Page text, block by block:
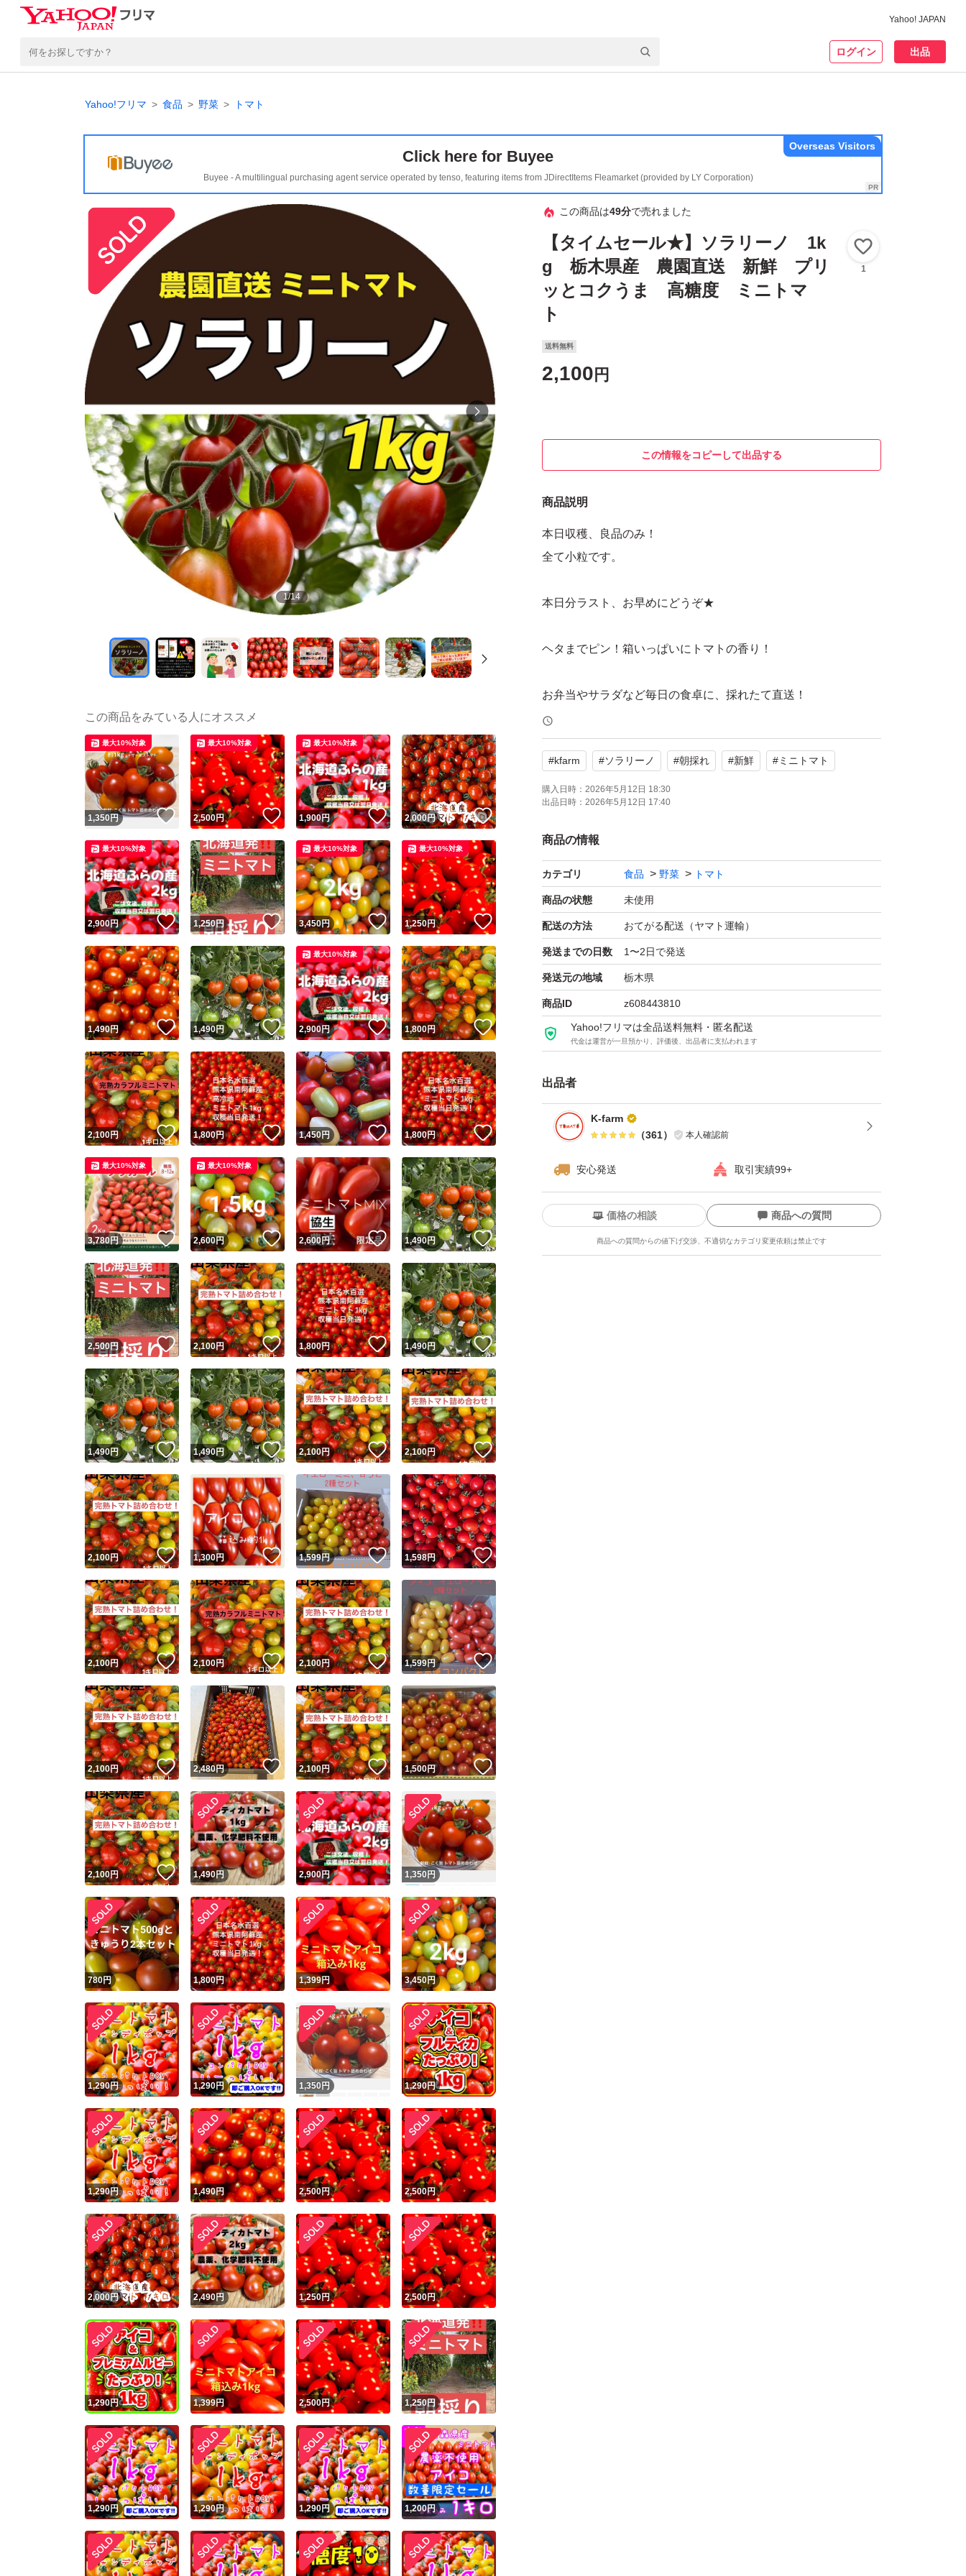
Yahoo! JAPAN
ログイン 出品
Yahoo!フリマ 食品 野菜 トマト
Click here for Buyee
Buyee - A multilingual purchasing agent service operated by tenso, featuring items from JDirectItems Fleamarket (provided by LY Corporation)
Overseas Visitors
1/14
この商品は49分で売れました
【タイムセール★】ソラリーノ 1k
g 栃木県産 農園直送 新鮮 プリ
ッとコクうま 高糖度 ミニトマ
ト
1
送料無料
2,100 円
この情報をコピーして出品する
商品説明
本日収穫、良品のみ！
全て小粒です。
本日分ラスト、お早めにどうぞ★
ヘタまでピン！箱いっぱいにトマトの香り！
お弁当やサラダなど毎日の食卓に、採れたて直送！
新鮮なミニトマトはいかがですか♪
いろいろなお料理にもお使いいただけたら嬉しいです。
……………
出品する【ソラリーノ】は、
し、育てました。
暖かいハウスの中、太陽の光をたっぷり浴びて、濃縮された味わ
いに。
噛むとプリッと弾けて、ジューシー♪
甘く、濃く、程よい酸味。後味が良く、何粒でも食べていたくな
る、そんなミニトマトです。
潰れにくい品種で、さらに産直なので日持ちしますが、ついつい
甘いだけではないトマト本来の美味しさを味わってください。
……………
●内容量はミニトマトのみで1kg超です。
●収穫後、その日のうちに宅急便コンパクトで発送いたします。
最短日時で指定。
#kfarm #ソラリーノ #朝採れ #新鮮 #ミニトマト
購入日時： 2026年5月12日 18:30
出品日時： 2026年5月12日 17:40
商品の情報
カテゴリ 食品 野菜 トマト
商品の状態 未使用
配送の方法 おてがる配送（ヤマト運輸）
発送までの日数 1〜2日で発送
発送元の地域 栃木県
商品ID z608443810
Yahoo!フリマは全品送料無料・匿名配送
代金は運営が一旦預かり、評価後、出品者に支払われます
出品者
K-farm
（361） 本人確認前
安心発送 取引実績99+
ユーザーの実績について
Yahoo!フリマが定めた一定の基準を満たしたユーザーにバッジを付与しています
安心取引出品者
安心取引出品者 Yahoo!フリマの基準をクリアした安心・安全なユーザーです
取引実績
取引実績◯+ このユーザーはYahoo!フリマの取引を完了させた実績があります
他フリマ実績◯+ このユーザーは他フリマサービスでの取引実績があります
スピード&安心発送
※このバッジは実績に基づく表示であり、発送を保証しているものではありません
スピード＆安心発送
このユーザーは高頻度で24時間以内＆設定した発送日数内に発送してい
ます
スピード発送
安心発送 このユーザーは設定した発送日数内に発送しています
価格の相談 商品への質問
商品への質問からの値下げ交渉、不適切なカテゴリ変更依頼は禁止です
この商品の情報をコピーします
商品画像の無断転載は禁止されています
コピーは1商品につき1回 です
出品ページへ
キャンセル
この商品をみている人にオススメ
1,350円 いいね！
最大10%対象
2,500円 いいね！
最大10%対象
1,900円 いいね！
最大10%対象
2,000円 いいね！
2,900円 いいね！
最大10%対象
1,250円 いいね！
3,450円 いいね！
最大10%対象
1,250円 いいね！
最大10%対象
1,490円 いいね！
1,490円 いいね！
2,900円 いいね！
最大10%対象
1,800円 いいね！
2,100円 いいね！
1,800円 いいね！
1,450円 いいね！
1,800円 いいね！
3,780円 いいね！
最大10%対象
2,600円 いいね！
最大10%対象
2,600円 いいね！
1,490円 いいね！
2,500円 いいね！
2,100円 いいね！
1,800円 いいね！
1,490円 いいね！
1,490円 いいね！
1,490円 いいね！
2,100円 いいね！
2,100円 いいね！
2,100円 いいね！
1,300円 いいね！
1,599円 いいね！
1,598円 いいね！
2,100円 いいね！
2,100円 いいね！
2,100円 いいね！
1,599円 いいね！
2,100円 いいね！
2,480円 いいね！
2,100円 いいね！
1,500円 いいね！
2,100円 いいね！
1,490円 2,900円 1,350 円
780円 1,800円 1,399円 3,450円
1,290円 1,290円 1,350 円 1,290円
1,290円 1,490円 2,500円 2,500円
2,000円 2,490円 1,250円 2,500円
1,290円 1,399円 2,500円 1,250円
1,290円 1,290円 1,290円 1,200円